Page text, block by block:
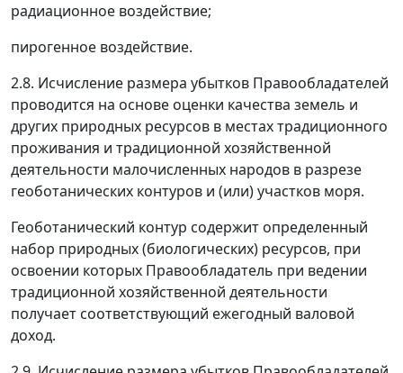
радиационное воздействие;
пирогенное воздействие.
2.8. Исчисление размера убытков Правообладателей
проводится на основе оценки качества земель и
других природных ресурсов в местах традиционного
проживания и традиционной хозяйственной
деятельности малочисленных народов в разрезе
геоботанических контуров и (или) участков моря.
Геоботанический контур содержит определенный
набор природных (биологических) ресурсов, при
освоении которых Правообладатель при ведении
традиционной хозяйственной деятельности
получает соответствующий ежегодный валовой
доход.